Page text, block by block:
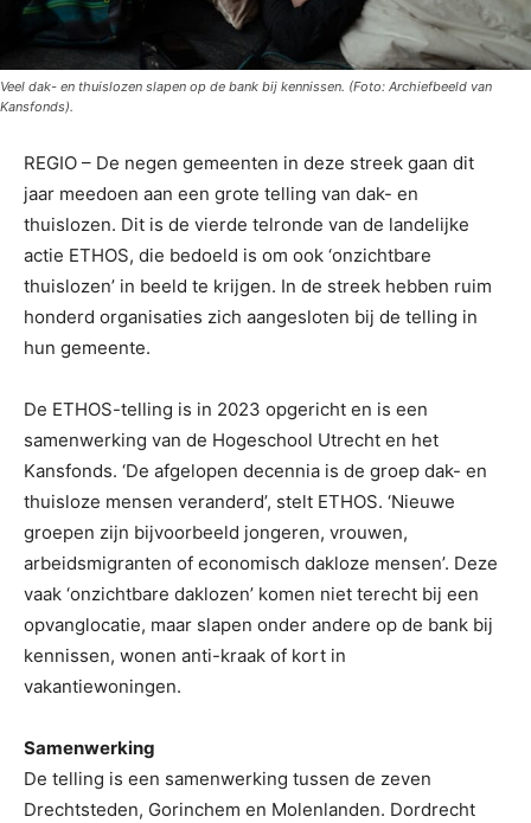
Veel dak- en thuislozen slapen op de bank bij kennissen. (Foto: Archiefbeeld van
Kansfonds).
REGIO – De negen gemeenten in deze streek gaan dit
jaar meedoen aan een grote telling van dak- en
thuislozen. Dit is de vierde telronde van de landelijke
actie ETHOS, die bedoeld is om ook ‘onzichtbare
thuislozen’ in beeld te krijgen. In de streek hebben ruim
honderd organisaties zich aangesloten bij de telling in
hun gemeente.
De ETHOS-telling is in 2023 opgericht en is een
samenwerking van de Hogeschool Utrecht en het
Kansfonds. ‘De afgelopen decennia is de groep dak- en
thuisloze mensen veranderd’, stelt ETHOS. ‘Nieuwe
groepen zijn bijvoorbeeld jongeren, vrouwen,
arbeidsmigranten of economisch dakloze mensen’. Deze
vaak ‘onzichtbare daklozen’ komen niet terecht bij een
opvanglocatie, maar slapen onder andere op de bank bij
kennissen, wonen anti-kraak of kort in
vakantiewoningen.
Samenwerking
De telling is een samenwerking tussen de zeven
Drechtsteden, Gorinchem en Molenlanden. Dordrecht